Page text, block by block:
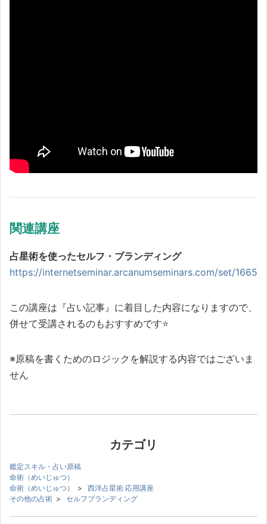
関連講座
占星術を使ったセルフ・ブランディング
https://internetseminar.arcanumseminars.com/set/1665
この講座は『占い記事』に着目した内容になりますので、
併せて受講されるのもおすすめです⭐️
※原稿を書くためのロジックを解説する内容ではございま
せん
カテゴリ
鑑定スキル・占い原稿
命術（めいじゅつ）
命術（めいじゅつ）
> 西洋占星術 応用講座
その他の占術 > セルフブランディング